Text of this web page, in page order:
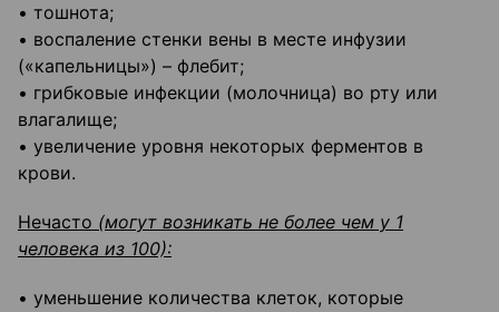
• тошнота;
• воспаление стенки вены в месте инфузии
(«капельницы») – флебит;
• грибковые инфекции (молочница) во рту или
влагалище;
• увеличение уровня некоторых ферментов в
крови.
Нечасто (могут возникать не более чем у 1
человека из 100):
• уменьшение количества клеток, которые